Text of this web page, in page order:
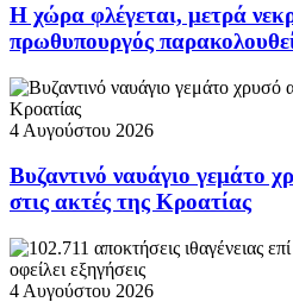
Η χώρα φλέγεται, μετρά
πρωθυπουργός
4 Αυγούστου 2026
Βυζαντινό ναυάγιο γεμάτο
στις ακτές της Κροατίας
4 Αυγούστου 2026